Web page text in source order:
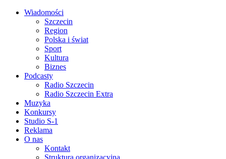
Wiadomości
Szczecin
Region
Polska i świat
Sport
Kultura
Biznes
Podcasty
Radio Szczecin
Radio Szczecin Extra
Muzyka
Konkursy
Studio S-1
Reklama
O nas
Kontakt